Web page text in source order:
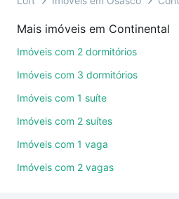
Como escolher um imóvel?
Use barra de busca no topo
também pode usar os filtros
quartos, suítes, com ou sem
combinar perfeitamente com
festas ou área verde e
Mais imóveis em Continental
Imóveis com 2 dormitórios
Imóveis com 3 dormitórios
Imóveis com 1 suíte
Imóveis com 2 suítes
Imóveis com 1 vaga
Imóveis com 2 vagas